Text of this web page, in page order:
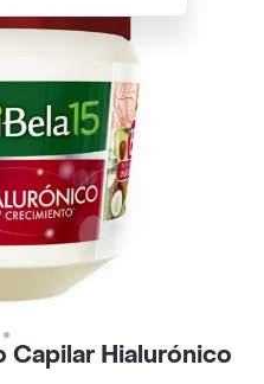
Capilar Hialurónico